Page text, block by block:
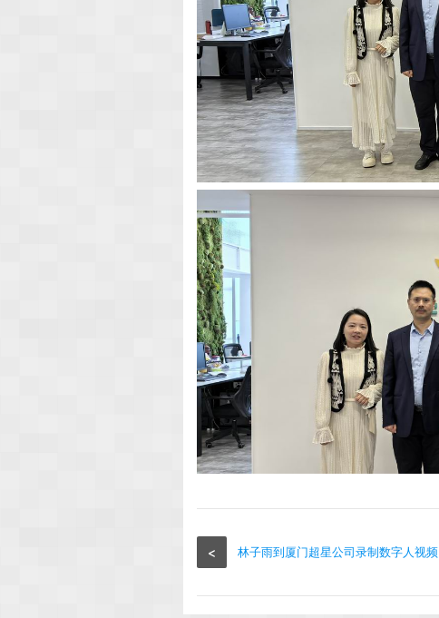
< 林子雨到厦门超星公司录制数字人视频